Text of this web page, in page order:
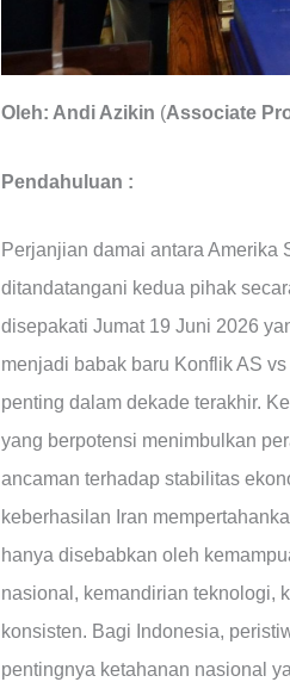
Oleh: Andi Azikin (Associate
Pendahuluan :
Perjanjian damai antara Amerika
ditandatangani kedua pihak
disepakati Jumat 19 Juni 2026
menjadi babak baru Konflik AS
penting dalam dekade terakhir.
yang berpotensi menimbulkan
ancaman terhadap stabilitas
keberhasilan Iran
hanya disebabkan oleh
nasional, kemandirian teknologi,
konsisten. Bagi Indonesia,
pentingnya ketahanan nasional